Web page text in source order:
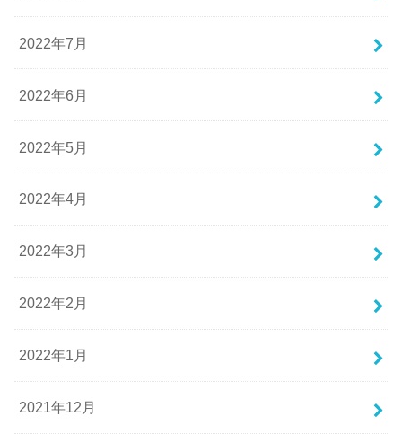
2022年7月
2022年6月
2022年5月
2022年4月
2022年3月
2022年2月
2022年1月
2021年12月